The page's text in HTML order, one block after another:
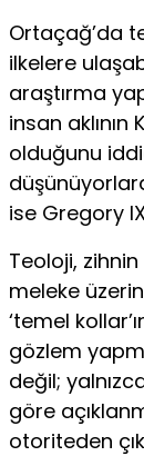
Ortaçağ’da
ilkelere
araştırma
insan
olduğunu
ise Gregory
Teoloji,
meleke
‘temel
gözlem
değil;
göre
otoriteden